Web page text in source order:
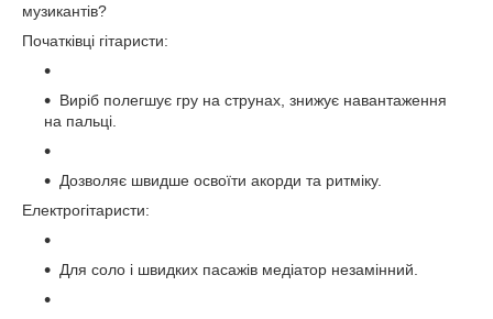
музикантів?
Початківці гітаристи:
Виріб полегшує гру на струнах, знижує навантаження
на пальці.
Дозволяє швидше освоїти акорди та ритміку.
Електрогітаристи:
Для соло і швидких пасажів медіатор незамінний.